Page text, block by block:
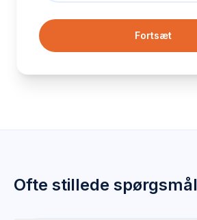
Fortsæt
Ofte stillede spørgsmål